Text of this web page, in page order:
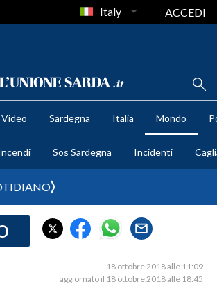
Italy ACCEDI
Video Sardegna Italia Mondo
Sos Sardegna Incidenti
18 ottobre 2018 alle 11:09
aggiornato il 18 ottobre 2018 alle 18:45